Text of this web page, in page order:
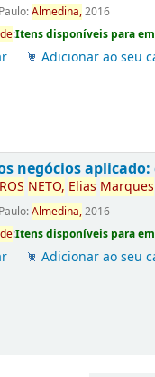
Almedina,2016
de:Itens disponíveis para
Adicionar ao seu
negócios
NETO, Elias Marques
Almedina,2016
de:Itens disponíveis para
Adicionar ao seu